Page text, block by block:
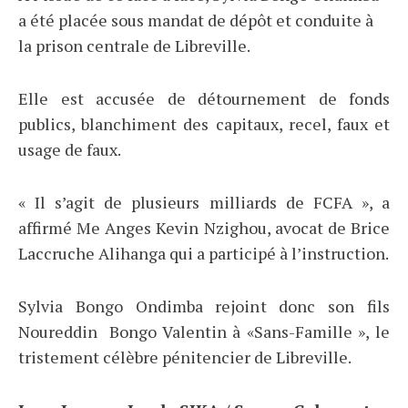
a été placée sous mandat de dépôt et conduite à
la prison centrale de Libreville.
Elle est accusée de détournement de fonds
publics, blanchiment des capitaux, recel, faux et
usage de faux.
« Il s’agit de plusieurs milliards de FCFA », a
affirmé Me Anges Kevin Nzighou, avocat de Brice
Laccruche Alihanga qui a participé à l’instruction.
Sylvia Bongo Ondimba rejoint donc son fils
Noureddin Bongo Valentin à «Sans-Famille », le
tristement célèbre pénitencier de Libreville.